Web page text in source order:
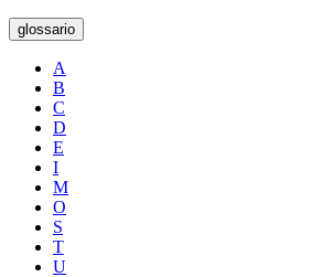
glossario
A
B
C
D
E
I
M
O
S
T
U